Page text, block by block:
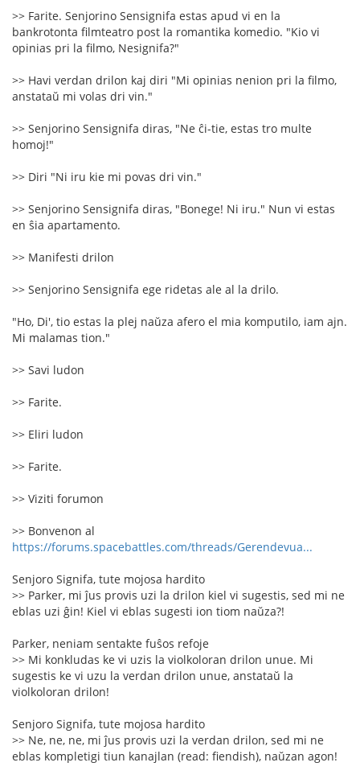
>> Farite. Senjorino Sensignifa estas apud vi en la
bankrotonta filmteatro post la romantika komedio. "Kio vi
opinias pri la filmo, Nesignifa?"
>> Havi verdan drilon kaj diri "Mi opinias nenion pri la filmo,
anstataŭ mi volas dri vin."
>> Senjorino Sensignifa diras, "Ne ĉi-tie, estas tro multe
homoj!"
>> Diri "Ni iru kie mi povas dri vin."
>> Senjorino Sensignifa diras, "Bonege! Ni iru." Nun vi estas
en ŝia apartamento.
>> Manifesti drilon
>> Senjorino Sensignifa ege ridetas ale al la drilo.
"Ho, Di', tio estas la plej naŭza afero el mia komputilo, iam ajn.
Mi malamas tion."
>> Savi ludon
>> Farite.
>> Eliri ludon
>> Farite.
>> Viziti forumon
>> Bonvenon al
https://forums.spacebattles.com/threads/Gerendevua...
Senjoro Signifa, tute mojosa hardito
>> Parker, mi ĵus provis uzi la drilon kiel vi sugestis, sed mi ne
eblas uzi ĝin! Kiel vi eblas sugesti ion tiom naŭza?!
Parker, neniam sentakte fuŝos refoje
>> Mi konkludas ke vi uzis la violkoloran drilon unue. Mi
sugestis ke vi uzu la verdan drilon unue, anstataŭ la
violkoloran drilon!
Senjoro Signifa, tute mojosa hardito
>> Ne, ne, ne, mi ĵus provis uzi la verdan drilon, sed mi ne
eblas kompletigi tiun kanajlan (read: fiendish), naŭzan agon!